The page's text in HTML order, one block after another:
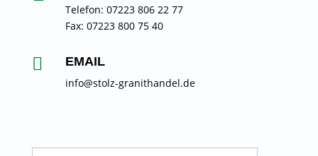
Telefon: 07223 806 22 77
Fax: 07223 800 75 40
 EMAIL
info@stolz-granithandel.de